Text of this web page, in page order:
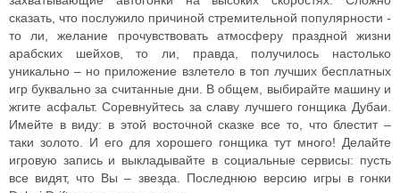
сказать, что послужило причиной стремительной популярности -
то ли, желание прочувствовать атмосферу праздной жизни
арабских шейхов, то ли, правда, получилось настолько
уникально – но приложение взлетело в топ лучших бесплатных
игр буквально за считанные дни. В общем, выбирайте машину и
жгите асфальт. Соревнуйтесь за славу лучшего гонщика Дубаи.
Имейте в виду: в этой восточной сказке все то, что блестит –
таки золото. И его для хорошего гонщика тут много! Делайте
игровую запись и выкладывайте в социальныесервисы: пусть
все видят, что Вы – звезда.
Последнюю версию игры в гонки